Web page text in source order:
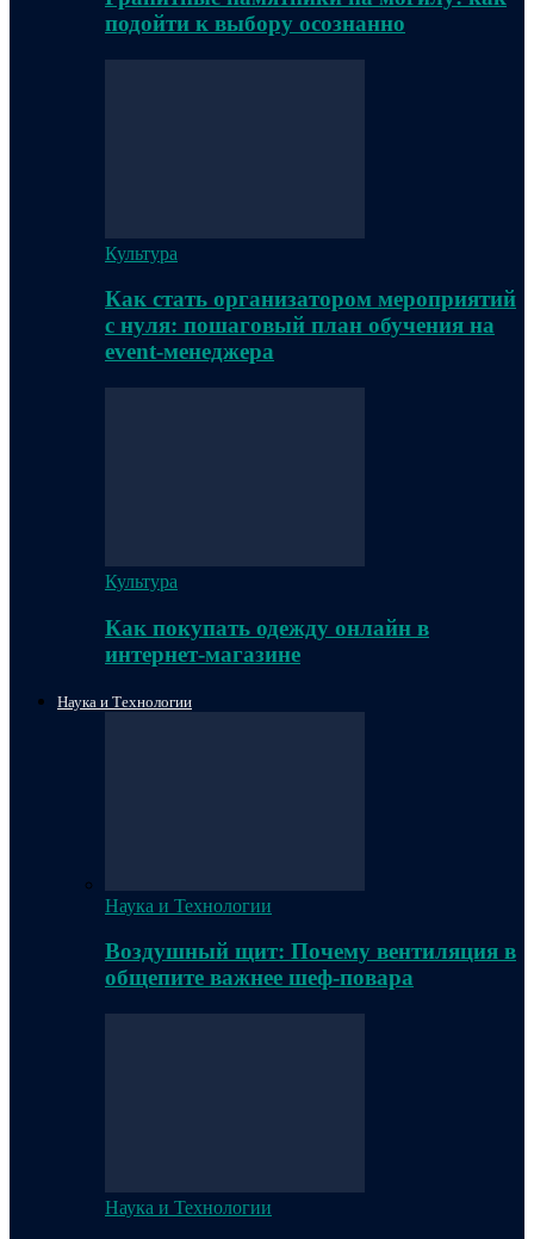
подойти к выбору осознанно
Культура
Как стать организатором мероприятий
с нуля: пошаговый план обучения на
event-менеджера
Культура
Как покупать одежду онлайн в
интернет-магазине
Наука и Технологии
Наука и Технологии
Воздушный щит: Почему вентиляция в
общепите важнее шеф-повара
Наука и Технологии